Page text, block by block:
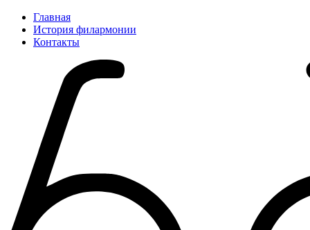
Главная
История филармонии
Контакты